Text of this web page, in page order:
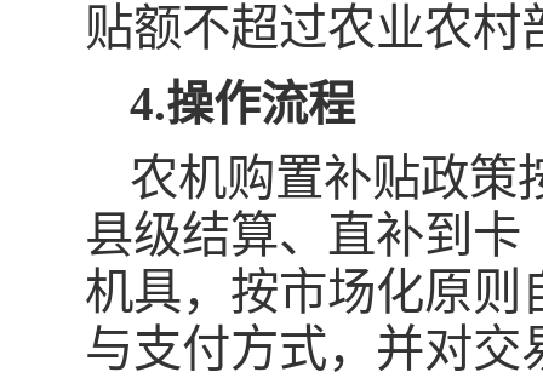
贴额不超过农业农
4.操作流程
农机购置补贴政策
县级结算、直补到卡
机具，按市场化原则
与支付方式，并对